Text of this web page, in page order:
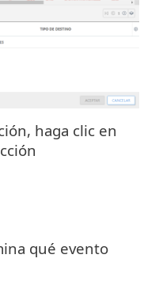
haga clic en
qué evento